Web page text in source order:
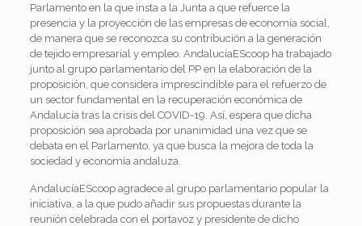
Parlamento en la que insta a la Junta a que refuerce la
presencia y la proyección de las empresas de economía social,
de manera que se reconozca su contribución a la generación
de tejido empresarial y empleo. AndalucíaEScoop ha trabajado
junto al grupo parlamentario del PP en la elaboración de la
proposición, que considera imprescindible para el refuerzo de
un sector fundamental en la recuperación económica de
Andalucía tras la crisis del COVID-19. Así, espera que dicha
proposición sea aprobada por unanimidad una vez que se
debata en el Parlamento, ya que busca la mejora de toda la
sociedad y economía andaluza.
AndalucíaEScoop agradece al grupo parlamentario popular la
iniciativa, a la que pudo añadir sus propuestas durante la
reunión celebrada con el portavoz y presidente de dicho